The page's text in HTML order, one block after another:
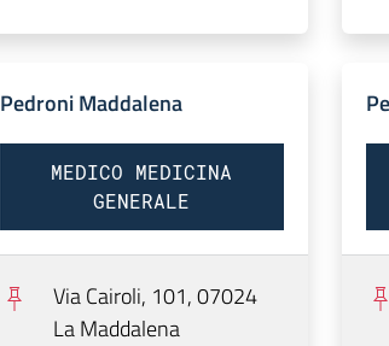
Pedroni Maddalena
MEDICO MEDICINA
GENERALE
Via Cairoli, 101, 07024
La Maddalena